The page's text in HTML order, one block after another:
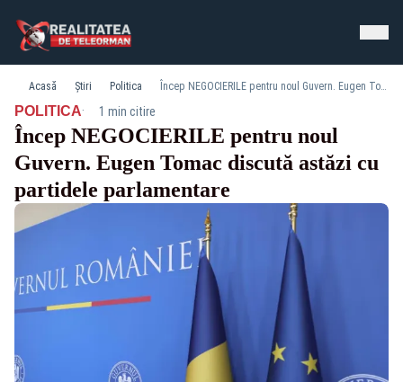
Acasă Știri Politica Încep NEGOCIERILE pentru noul Guvern. Eugen Tomac discută astăzi cu partidele parlamentare
POLITICA· 1 min citire
Încep NEGOCIERILE pentru noul
Guvern. Eugen Tomac discută astăzi cu
partidele parlamentare